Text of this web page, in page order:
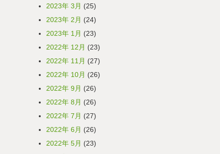
2023年 3月 (25)
2023年 2月 (24)
2023年 1月 (23)
2022年 12月 (23)
2022年 11月 (27)
2022年 10月 (26)
2022年 9月 (26)
2022年 8月 (26)
2022年 7月 (27)
2022年 6月 (26)
2022年 5月 (23)